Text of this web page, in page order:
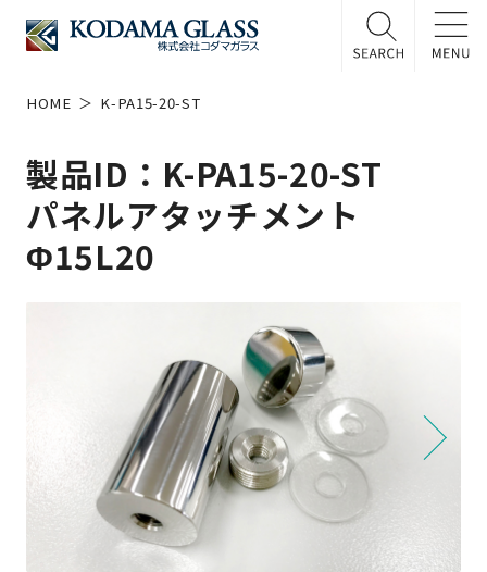
HOME K-PA15-20-ST
製品ID：K-PA15-20-ST
パネルアタッチメント
Φ15L20